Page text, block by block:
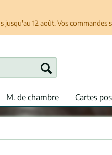
12 août. Vos
M. de chambre Cartes